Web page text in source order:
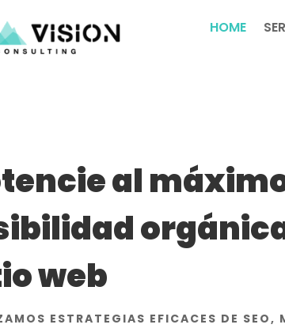
HOME
al
web
ESTRATEGIAS EFICACES DE SEO,